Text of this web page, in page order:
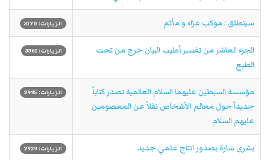
سينطلق : موكب عزاء و مأتم الزيارات: 3170
الجزء العاشر من تفسير أطيب البيان خرج من تحت
الطبع
الزيارات: 3361
مؤسسة السبطين عليهما السلام العالمية تصدر كتاباً
جديداً حول معالم الأشخاص نقلاً عن المعصومين
عليهم السلام
الزيارات: 2995
بشرى سارة بصدور انتاج علمي جديد الزيارات: 2929